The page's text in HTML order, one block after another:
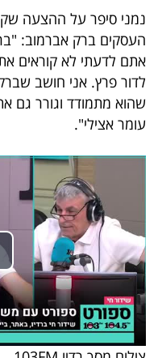
40
שיתופי
פעולה
ניוזלטרים
מייל
אדום
נמני סיפר על ההצעה
העסקים ברק אברמוב:
אתם לדעתי לא קוראים
לדור פרץ. אני חושב
שהוא מתמודד וגורר גם
עומר אצילי".